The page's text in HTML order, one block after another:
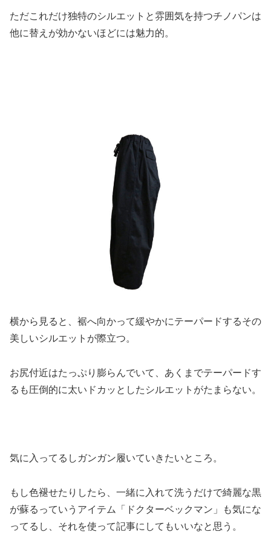
ただこれだけ独特のシルエットと雰囲気を持つチノパンは
他に替えが効かないほどには魅力的。
横から見ると、裾へ向かって緩やかにテーパードするその
美しいシルエットが際立つ。
お尻付近はたっぷり膨らんでいて、あくまでテーパードす
るも圧倒的に太いドカッとしたシルエットがたまらない。
気に入ってるしガンガン履いていきたいところ。
もし色褪せたりしたら、一緒に入れて洗うだけで綺麗な黒
が蘇るっていうアイテム「ドクターベックマン」も気にな
ってるし、それを使って記事にしてもいいなと思う。